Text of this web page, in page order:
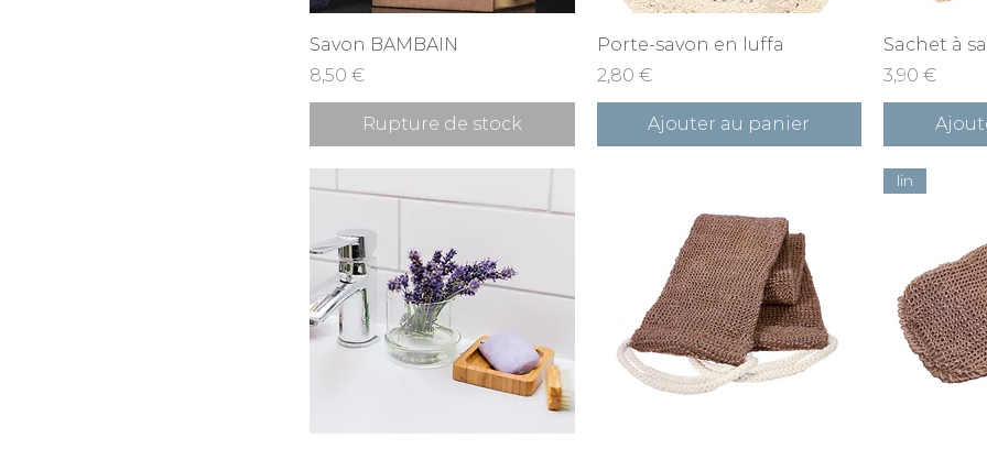
Aperçu rapide
Savon BAMBAIN
Prix
8,50 €
Rupture de stock
Aperçu rapide
Porte-savon en luffa
Prix
2,80 €
Ajouter au panier
Sachet à
Prix
3,90 €
lin